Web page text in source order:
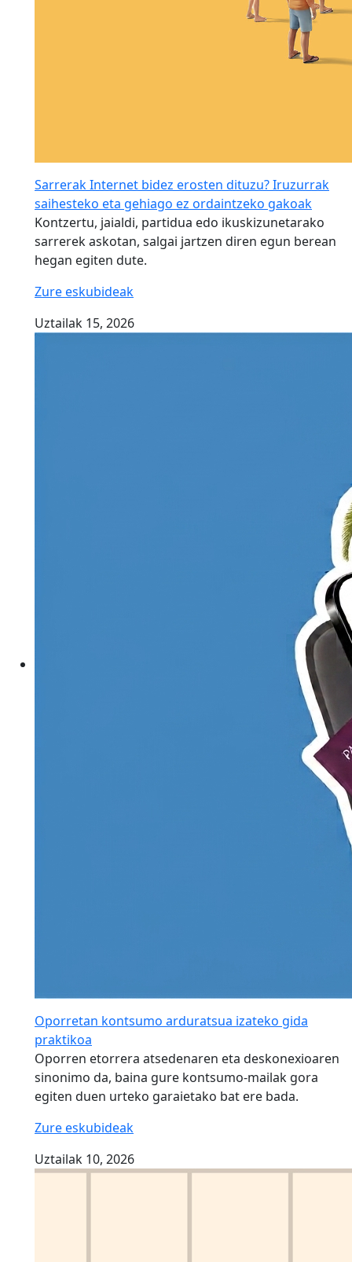
Sarrerak Internet bidez erosten dituzu? Iruzurrak
saihesteko eta gehiago ez ordaintzeko gakoak
Kontzertu, jaialdi, partidua edo ikuskizunetarako
sarrerek askotan, salgai jartzen diren egun berean
hegan egiten dute.
Zure eskubideak
Uztailak 15, 2026
Oporretan kontsumo arduratsua izateko gida
praktikoa
Oporren etorrera atsedenaren eta deskonexioaren
sinonimo da, baina gure kontsumo-mailak gora
egiten duen urteko garaietako bat ere bada.
Zure eskubideak
Uztailak 10, 2026